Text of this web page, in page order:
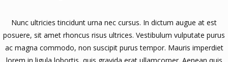
Nunc ultricies tincidunt urna nec cursus. In dictum augue at est
posuere, sit amet rhoncus risus ultrices. Vestibulum vulputate purus
ac magna commodo, non suscipit purus tempor. Mauris imperdiet